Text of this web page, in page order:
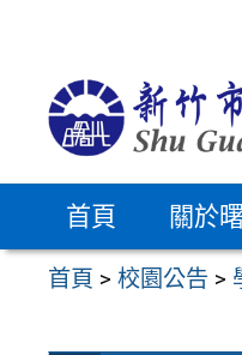
首頁 關於
首頁 >校園公告 >